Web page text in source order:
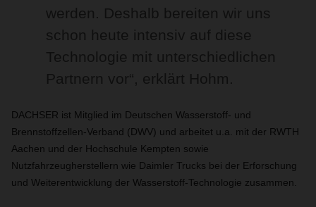
werden. Deshalb bereiten wir uns
schon heute intensiv auf diese
Technologie mit unterschiedlichen
Partnern vor“, erklärt Hohm.
DACHSER ist Mitglied im Deutschen Wasserstoff- und
Brennstoffzellen-Verband (DWV) und arbeitet u.a. mit der RWTH
Aachen und der Hochschule Kempten sowie
Nutzfahrzeugherstellern wie Daimler Trucks bei der Erforschung
und Weiterentwicklung der Wasserstoff-Technologie zusammen.